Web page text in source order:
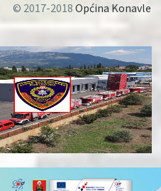
© 2017-2018 Općina Konavle